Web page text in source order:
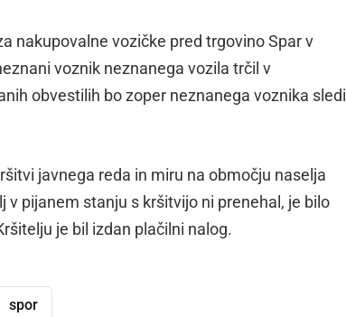
nakupovalne vozičke pred trgovino Spar v
voznik neznanega vozila trčil v
obvestilih bo zoper neznanega voznika sledil
javnega reda in miru na območju naselja
v pijanem stanju s kršitvijo ni prenehal, je bilo
je bil izdan plačilni nalog.
spor